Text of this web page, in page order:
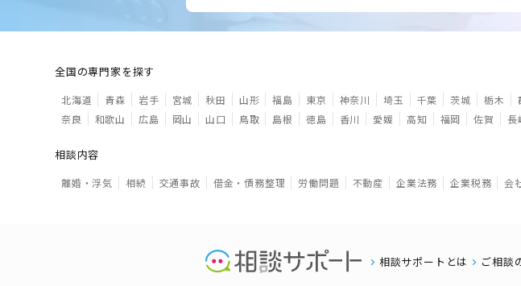
全国の専門家を探す
北海道 青森 岩手 宮城 秋田 山形 福島 東京 神奈川 埼玉 千葉 茨城 栃木
奈良
和歌山 広島 岡山 山口 鳥取 島根 徳島 香川 愛媛 高知 福岡 佐賀 長
相談内容
離婚・浮気 相続 交通事故 借金・債務整理 労働問題 不動産 企業法務 企業税務 会
相談サポートとは ご相談